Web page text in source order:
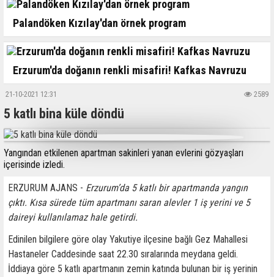
Palandöken Kızılay'dan örnek program
Erzurum'da doğanın renkli misafiri! Kafkas Navruzu
21-10-2021 12:31 2589
5 katlı bina küle döndü
Yangından etkilenen apartman sakinleri yanan evlerini gözyaşları
içerisinde izledi.
ERZURUM AJANS - Erzurum’da 5 katlı bir apartmanda yangın
çıktı. Kısa sürede tüm apartmanı saran alevler 1 iş yerini ve 5
daireyi kullanılamaz hale getirdi.
Edinilen bilgilere göre olay Yakutiye ilçesine bağlı Gez Mahallesi
Hastaneler Caddesinde saat 22.30 sıralarında meydana geldi.
İddiaya göre 5 katlı apartmanın zemin katında bulunan bir iş yerinin